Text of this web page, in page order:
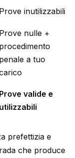
Prove inutilizzabili
Prove nulle +
procedimento
penale a tuo
Prove valide e
utilizzabili
prefettizia e
che produce